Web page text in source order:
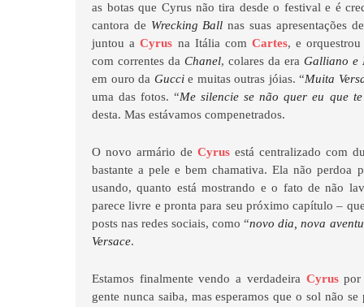
as botas que Cyrus não tira desde o festival e é
cantora de Wrecking Ball nas suas apresentações
juntou aCyrus na Itália com Cartes, e
com correntes da Chanel, colares da era Galliano e
em ouro da Guccie muitas outras jóias. “Muita
uma das fotos. “Me silencie se não quer eu que
desta. Mas estávamos compenetrados.
O novo armário de Cyrus está centralizado com
bastante a pele e bem chamativa. Ela não perdoa
usando, quanto está mostrando e o fato de não
parece livre e pronta para seu próximo capítulo –
posts nas redes sociais, como “novo dia, nova
Versace.
Estamos finalmente vendo a verdadeira Cyruspor
gente nunca saiba, mas esperamos que o sol não